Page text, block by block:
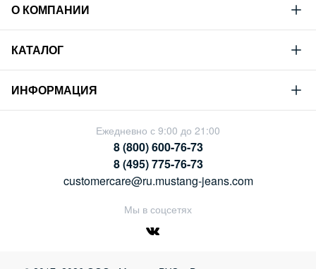
О КОМПАНИИ
Mustang
Философия
Устойчивое развитие
Сотрудничество
КАТАЛОГ
Новая коллекция
Гид по мужскому дениму
Гид по женскому дениму
ИНФОРМАЦИЯ
Условия продажи
Политика конфиденциальности
Ежедневно с 9:00 до 21:00
8 (800) 600-76-73
8 (495) 775-76-73
customercare@ru.mustang-jeans.com
Мы в соцсетях